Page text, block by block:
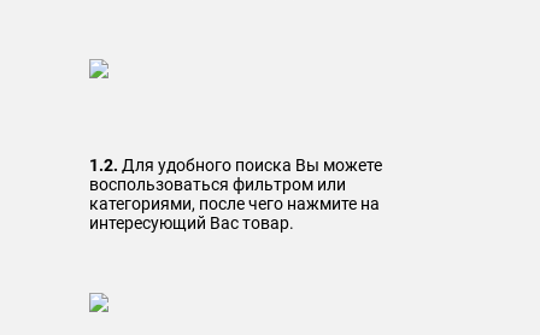
1.2. Для удобного поиска Вы можете
воспользоваться фильтром или
категориями, после чего нажмите на
интересующий Вас товар.